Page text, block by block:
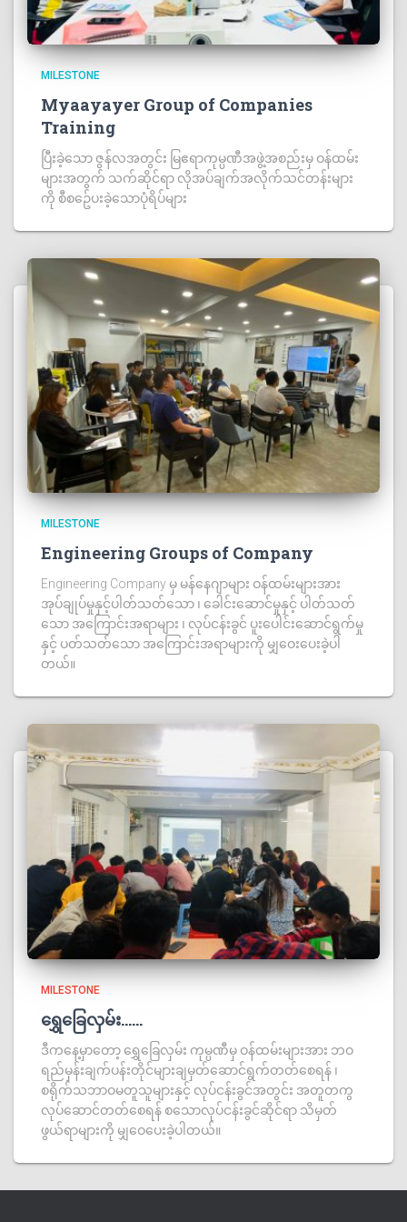
MILESTONE
Myaayayer Group of Companies
Training
ပြီးခဲ့သော ဇွန်လအတွင်း မြဧရာကုမ္ပဏီအဖွဲ့အစည်းမှ ဝန်ထမ်း
များအတွက် သက်ဆိုင်ရာ လိုအပ်ချက်အလိုက်သင်တန်းများ
ကို စီစဥ်ေပးခဲ့သောပုံရိပ်များ
MILESTONE
Engineering Groups of Company
Engineering Company မှ မန်နေဂျာများ ဝန်ထမ်းများအား
အုပ်ချုပ်မှုနှင့်ပါတ်သတ်သော ၊ ခေါင်းဆောင်မှုနှင့် ပါတ်သတ်
သော အကြောင်းအရာများ ၊ လုပ်ငန်းခွင် ပူးပေါင်းဆောင်ရွက်မှု
နှင့် ပတ်သတ်သော အကြောင်းအရာများကို မျှဝေးပေးခဲ့ပါ
တယ်။
MILESTONE
ရွှေခြေလှမ်း……
ဒီကနေ့မှာတော့ ရွှေခြေလှမ်း ကုမ္ပဏီမှ ဝန်ထမ်းများအား ဘဝ
ရည်မှန်းချက်ပန်းတိုင်များချမှတ်ဆောင်ရွက်တတ်စေရန် ၊
စရိုက်သဘာဝမတူသူများနှင့် လုပ်ငန်းခွင်အတွင်း အတူတကွ
လုပ်ဆောင်တတ်စေရန် စသောလုပ်ငန်းခွင်ဆိုင်ရာ သိမှတ်
ဖွယ်ရာများကို မျှဝေပေးခဲ့ပါတယ်။